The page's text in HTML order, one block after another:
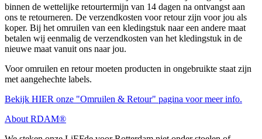
binnen de wettelijke retourtermijn van 14 dagen na ontvangst aan
ons te retourneren. De verzendkosten voor retour zijn voor jou als
koper. Bij het omruilen van een kledingstuk naar een andere maat
betalen wij eenmalig de verzendkosten van het kledingstuk in de
nieuwe maat vanuit ons naar jou.
Voor omruilen en retour moeten producten in ongebruikte staat zijn
met aangehechte labels.
Bekijk HIER onze "Omruilen & Retour" pagina voor meer info.
About RDAM®